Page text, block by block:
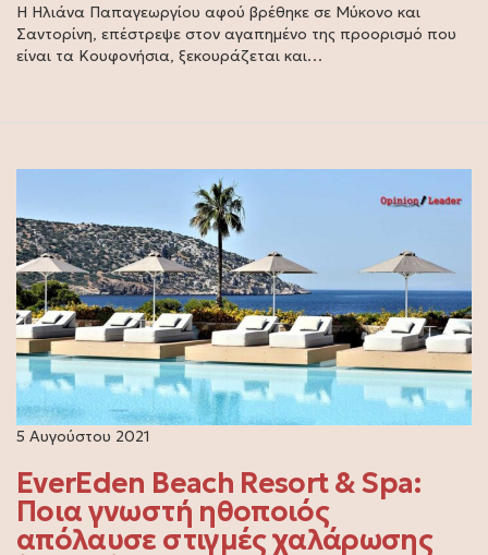
H Ηλιάνα Παπαγεωργίου αφού βρέθηκε σε Μύκονο και
Σαντορίνη, επέστρεψε στον αγαπημένο της προορισμό που
είναι τα Κουφονήσια, ξεκουράζεται και…
5 Αυγούστου 2021
EverEden Beach Resort & Spa:
Ποια γνωστή ηθοποιός
απόλαυσε στιγμές χαλάρωσης